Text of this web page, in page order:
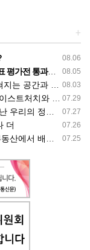
+
08.06
08.05
시아선수권 출전’
08.03
리고 미식의 미학
07.29
도시가 주는 교훈
07.27
리의 정체성
07.26
더
07.25
다섯 가지 교훈